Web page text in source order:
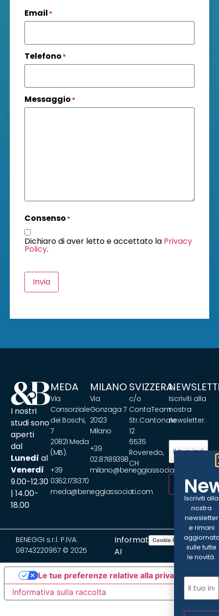
Email *
Telefono *
Messaggio *
Consenso *
Dichiaro di aver letto e accettato la Privacy
Policy.
Invia
I nostri
studi sono
aperti
dal
Lunedì al
Venerdì
9.00-12.30
| 14.00-
18.00
MEDA
Via
Consorziale
dei Boschi,
7
20821 Meda
(MB).
+39
0362.1731370
meda@beneggiassociati.com
MILANO
Via
Gonzaga 7
20123
Milano
+39
02.87189398
milano@beneggiassociati.com
SVIZZERA
c/o
ContaTeam
Str.Cantonale
12
6535
Roveredo,
CH
Iscriviti alla
nostra
newsletter.
Email
ISCRIVITI
BENEGGI s.r.l. P.IVA:
08743220967 © 2025
Informativa
AI
Cookie PolicyPrivacy Policy
Informativa sulla raccolta
Le tue preferenze relative alla privacy
Iscriviti alla
nostra
newsletter
e rimani
sulle tutte
le novità.
Email